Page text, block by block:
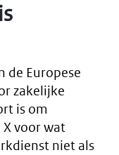
de Europese
zakelijke
is om
voor wat
niet als